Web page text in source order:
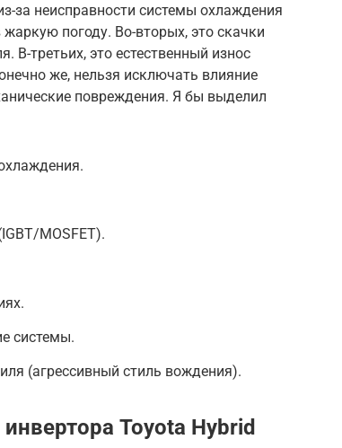
за неисправности системы охлаждения
погоду. Во-вторых, это скачки
В-третьих, это естественный износ
же, нельзя исключать влияние
повреждения. Я бы выделил
MOSFET).
системы.
(агрессивный стиль вождения).
Toyota Hybrid